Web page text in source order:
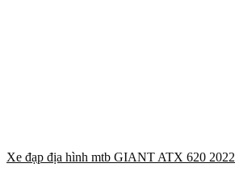
Xe đạp địa hình mtb GIANT ATX 620 2022